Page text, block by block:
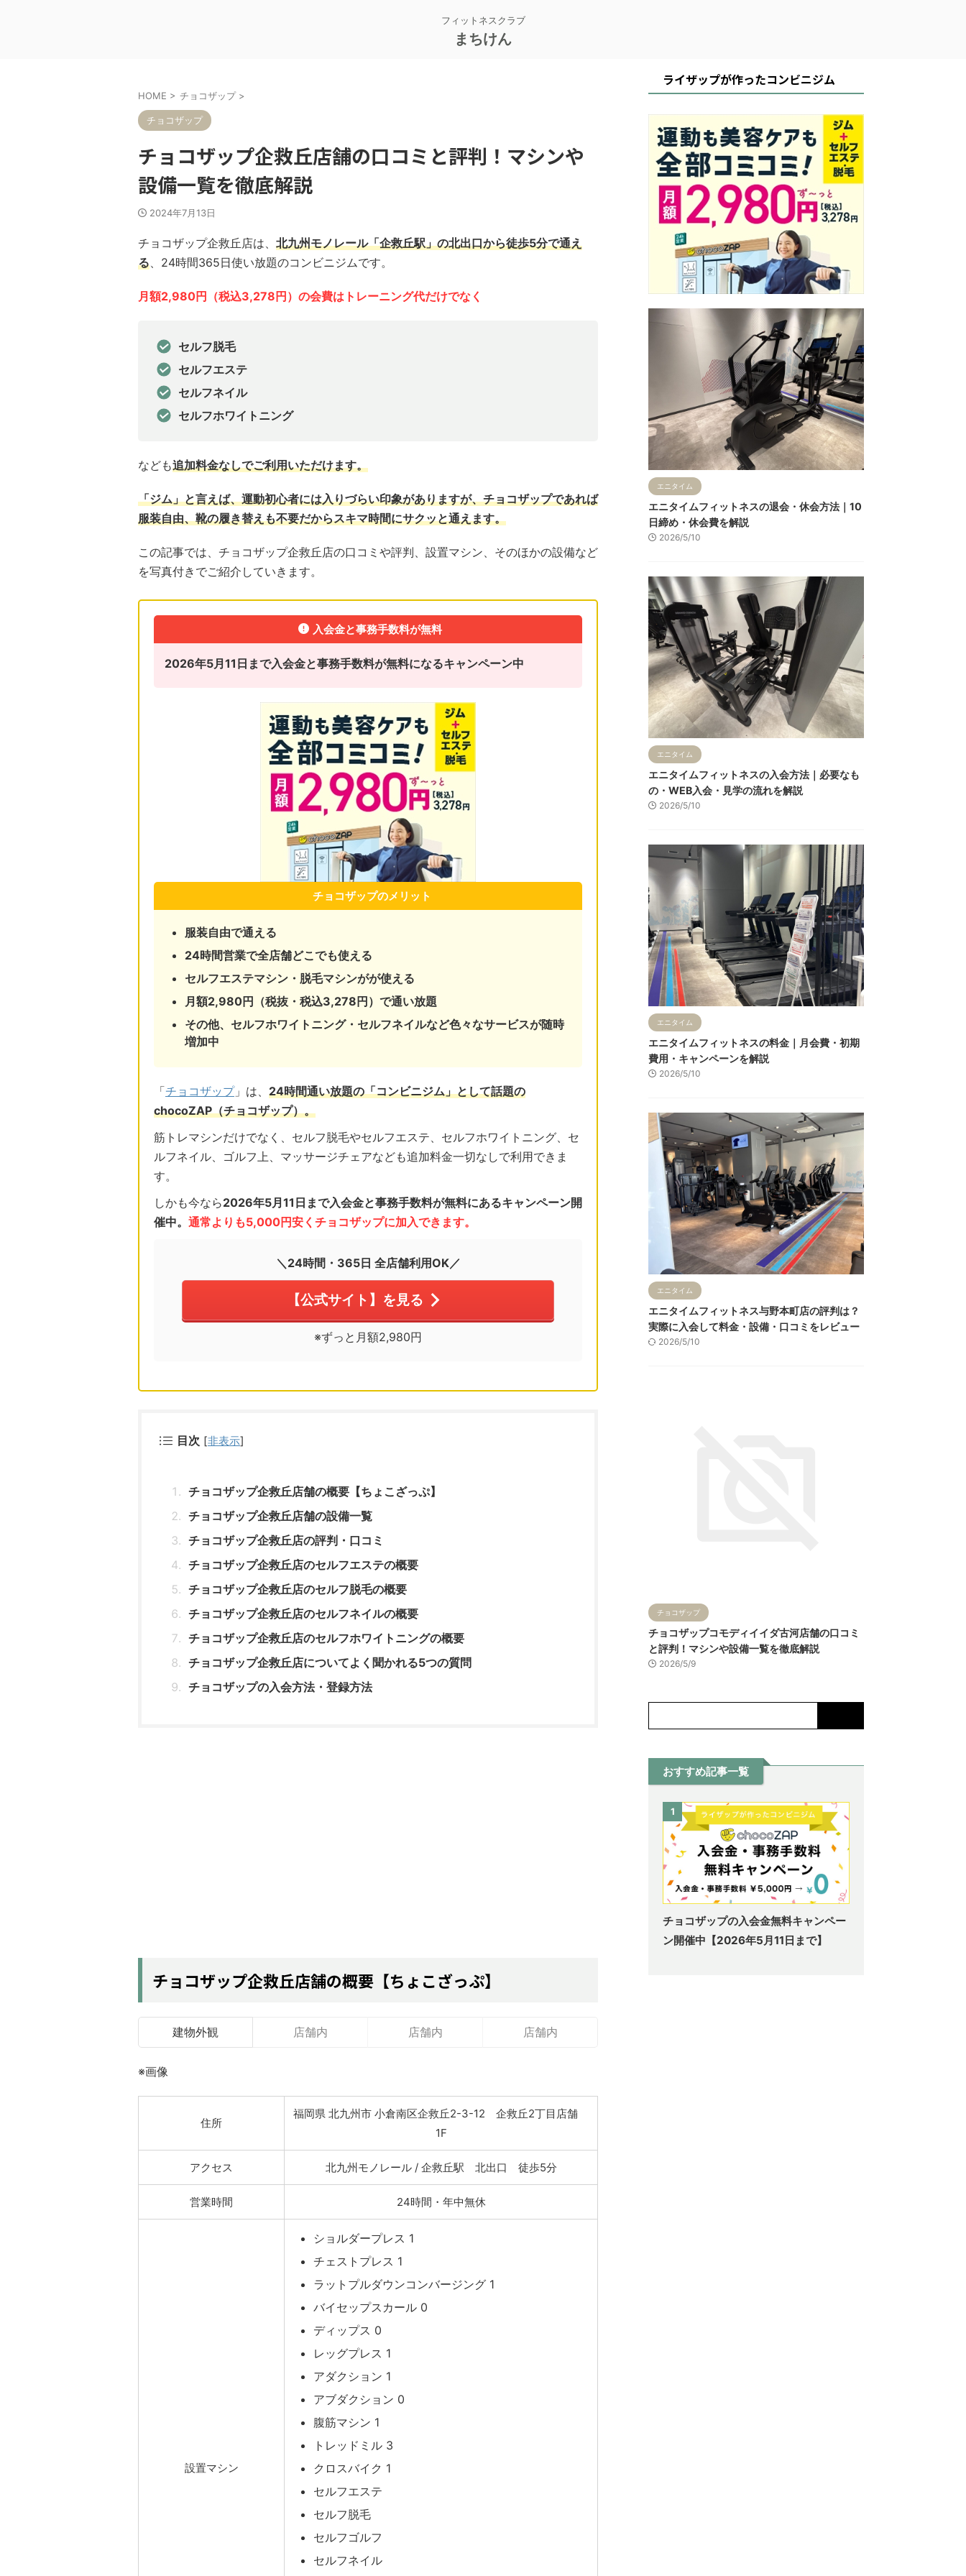
フィットネスクラブ
まちけん
HOME > チョコザップ >
チョコザップ
チョコザップ企救丘店舗の口コミと評判！マシンや
設備一覧を徹底解説
2024年7月13日
チョコザップ企救丘店は、 北九州モノレール「企救丘駅」の北出口から徒歩5分で通え
る、24時間365日使い放題のコンビニジムです。
月額2,980円（税込3,278円）の会費はトレーニング代だけでなく
セルフ脱毛
セルフエステ
セルフネイル
セルフホワイトニング
なども追加料金なしでご利用いただけます。
「ジム」と言えば、運動初心者には入りづらい印象がありますが、チョコザップであれば
服装自由、靴の履き替えも不要だからスキマ時間にサクッと通えます。
この記事では、チョコザップ企救丘店の口コミや評判、設置マシン、そのほかの設備など
を写真付きでご紹介していきます。
入会金と事務手数料が無料
2026年5月11日まで入会金と事務手数料が無料になるキャンペーン中
チョコザップのメリット
服装自由で通える
24時間営業で全店舗どこでも使える
セルフエステマシン・脱毛マシンがが使える
月額2,980円（税抜・税込3,278円）で通い放題
その他、セルフホワイトニング・セルフネイルなど色々なサービスが随時
増加中
「チョコザップ」は、 24時間通い放題の「コンビニジム」として話題の
chocoZAP（チョコザップ）。
筋トレマシンだけでなく、セルフ脱毛やセルフエステ、セルフホワイトニング、セ
ルフネイル、ゴルフ上、マッサージチェアなども追加料金一切なしで利用できま
す。
しかも今なら2026年5月11日まで入会金と事務手数料が無料にあるキャンペーン開
催中。 通常よりも5,000円安くチョコザップに加入できます。
＼24時間・365日 全店舗利用OK／
【公式サイト】を見る
※ずっと月額2,980円
目次 [非表示]
チョコザップ企救丘店舗の概要【ちょこざっぷ】
チョコザップ企救丘店舗の設備一覧
チョコザップ企救丘店の評判・口コミ
チョコザップ企救丘店のセルフエステの概要
チョコザップ企救丘店のセルフ脱毛の概要
チョコザップ企救丘店のセルフネイルの概要
チョコザップ企救丘店のセルフホワイトニングの概要
チョコザップ企救丘店についてよく聞かれる5つの質問
チョコザップの入会方法・登録方法
チョコザップ企救丘店舗の概要【ちょこざっぷ】
建物外観 店舗内 店舗内 店舗内
※画像
住所
福岡県 北九州市 小倉南区企救丘2-3-12 企救丘2丁目店舗
1F
アクセス 北九州モノレール / 企救丘駅 北出口 徒歩5分
営業時間 24時間・年中無休
設置マシン
ショルダープレス 1
チェストプレス 1
ラットプルダウンコンバージング 1
バイセップスカール 0
ディップス 0
レッグプレス 1
アダクション 1
アブダクション 0
腹筋マシン 1
トレッドミル 3
クロスバイク 1
セルフエステ
セルフ脱毛
セルフゴルフ
セルフネイル
ライザップが作ったコンビニジム
エニタイム
エニタイムフィットネスの退会・休会方法｜10
日締め・休会費を解説
2026/5/10
エニタイム
エニタイムフィットネスの入会方法｜必要なも
の・WEB入会・見学の流れを解説
2026/5/10
エニタイム
エニタイムフィットネスの料金｜月会費・初期
費用・キャンペーンを解説
2026/5/10
エニタイム
エニタイムフィットネス与野本町店の評判は？
実際に入会して料金・設備・口コミをレビュー
2026/5/10
チョコザップ
チョコザップコモディイイダ古河店舗の口コミ
と評判！マシンや設備一覧を徹底解説
2026/5/9
おすすめ記事一覧
1
チョコザップの入会金無料キャンペー
ン開催中【2026年5月11日まで】